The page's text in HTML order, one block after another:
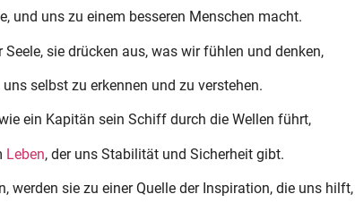
und uns zu einem besseren Menschen macht.
sie drücken aus, was wir fühlen und denken,
selbst zu erkennen und zu verstehen.
ein Kapitän sein Schiff durch die Wellen führt,
Leben, der uns Stabilität und Sicherheit gibt.
werden sie zu einer Quelle der Inspiration, die uns hilft,